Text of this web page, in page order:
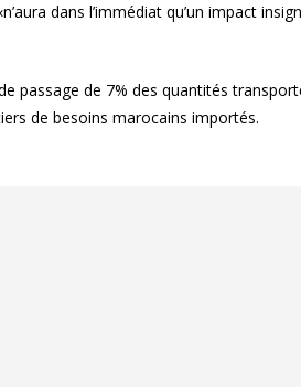
dans l’immédiat qu’un impact
passage de 7% des quantités
de besoins marocains importés.